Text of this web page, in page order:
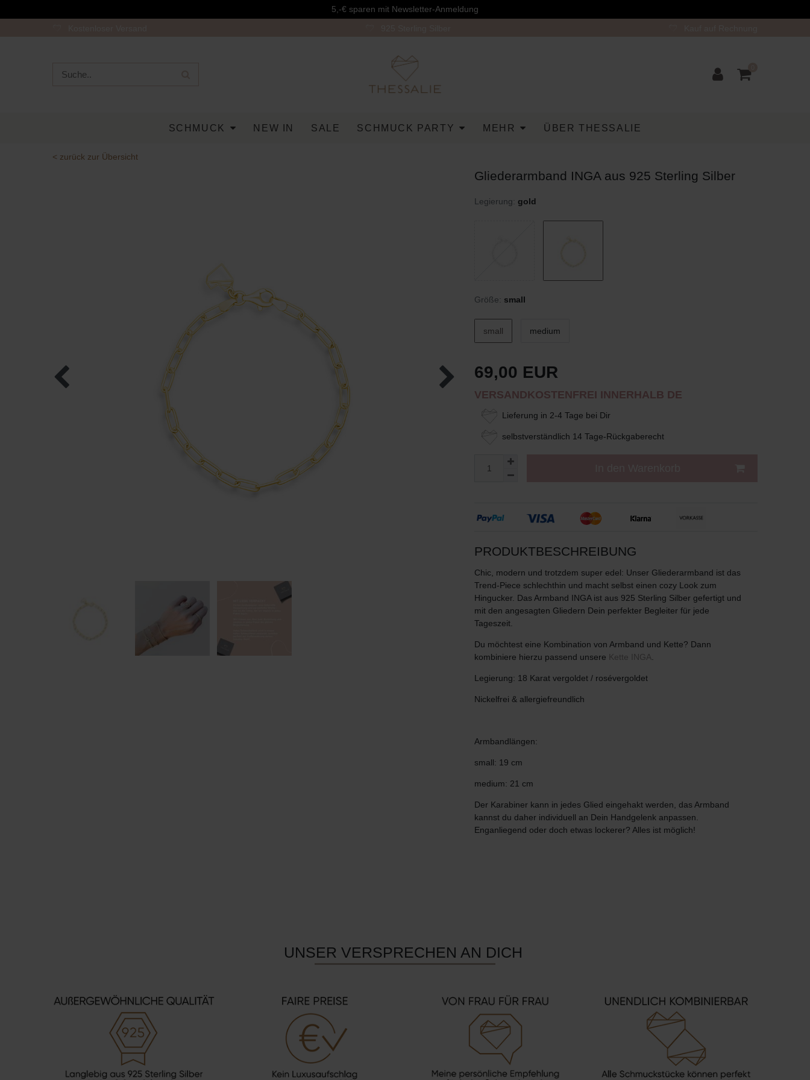
5,-€ sparen mit Newsletter-Anmeldung
SCHMUCK NEW IN SALE SCHMUCK PARTY MEHR ÜBER THESSALIE
< zurück zur Übersicht
Gliederarmband INGA aus 925 Sterling Silber
Legierung: gold
Größe: small
small medium
69,00 EUR
VERSANDKOSTENFREI INNERHALB DE
Lieferung in 2-4 Tage bei Dir
selbstverständlich 14 Tage-Rückgaberecht
PRODUKTBESCHREIBUNG
Chic, modern und trotzdem super edel: Unser Gliederarmband ist das
Trend-Piece schlechthin und macht selbst einen cozy Look zum
Hingucker. Das Armband INGA ist aus 925 Sterling Silber gefertigt und
mit den angesagten Gliedern Dein perfekter Begleiter für jede
Tageszeit.
Du möchtest eine Kombination von Armband und Kette? Dann
kombiniere hierzu passend unsere Kette INGA.
Legierung: 18 Karat vergoldet / rosévergoldet
Nickelfrei & allergiefreundlich
Armbandlängen:
small: 19 cm
medium: 21 cm
Der Karabiner kann in jedes Glied eingehakt werden, das Armband
kannst du daher individuell an Dein Handgelenk anpassen.
Enganliegend oder doch etwas lockerer? Alles ist möglich!
UNSER VERSPRECHEN AN DICH